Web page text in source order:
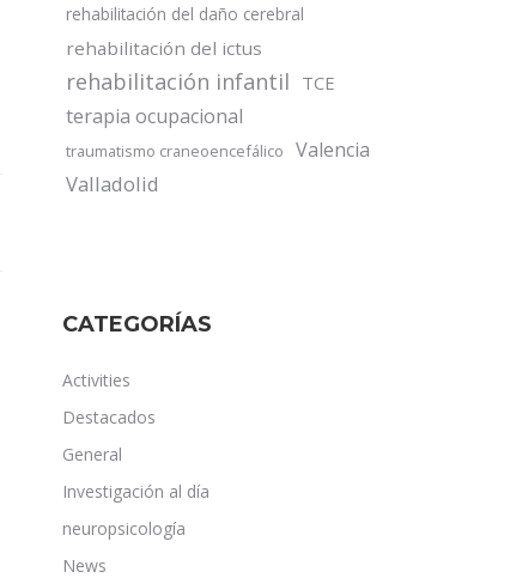
rehabilitación del daño cerebral
rehabilitación del ictus
rehabilitación infantil TCE
terapia ocupacional
traumatismo craneoencefálico Valencia
Valladolid
CATEGORÍAS
Activities
Destacados
General
Investigación al día
neuropsicología
News